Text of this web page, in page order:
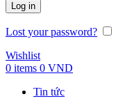
Log in
Lost your password?
Wishlist
0 items 0 VND
Tin tức